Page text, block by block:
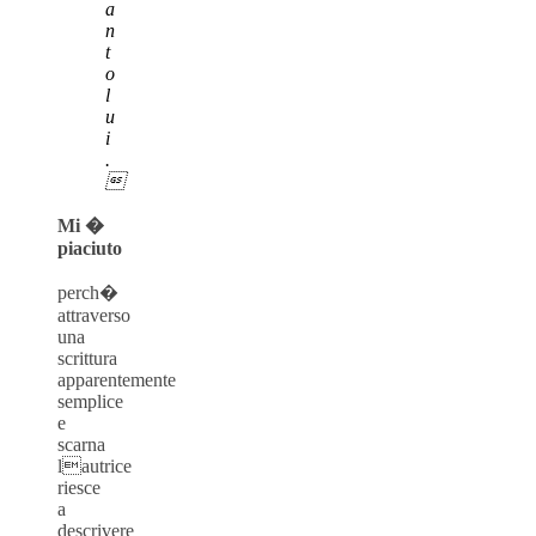
a
n
t
o
l
u
i
.
Mi �
piaciuto
perch�
attraverso
una
scrittura
apparentemente
semplice
e
scarna
lautrice
riesce
a
descrivere